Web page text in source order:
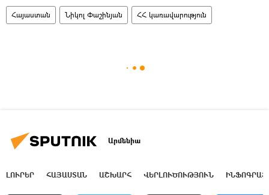
Հայաստան Նիկոլ Փաշինյան ՀՀ կառավարություն
Արմենիա
ԼՈՒՐԵՐ ՀԱՅԱՍՏԱՆ ԱՇԽԱՐՀ ՎԵՐԼՈՒԾՈՒԹՅՈՒՆ